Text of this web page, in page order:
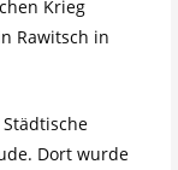
Krieg
Rawitsch in
Dort wurde